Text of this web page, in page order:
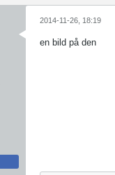
2014-11-26, 18:19
en bild på den